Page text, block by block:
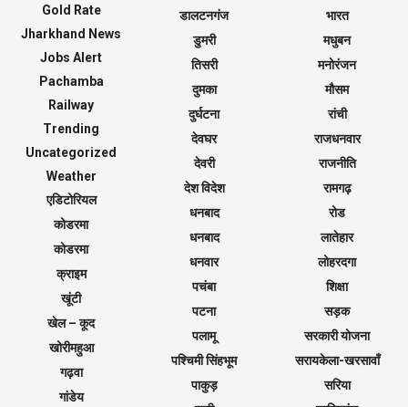
Gold Rate
Jharkhand News
Jobs Alert
Pachamba
Railway
Trending
Uncategorized
Weather
एडिटोरियल
कोडरमा
कोडरमा
क्राइम
खूंटी
खेल – कूद
खोरीमहुआ
गढ़वा
गांडेय
डालटनगंज
डुमरी
तिसरी
दुमका
दुर्घटना
देवघर
देवरी
देश विदेश
धनबाद
धनबाद
धनवार
पचंबा
पटना
पलामू
पश्चिमी सिंहभूम
पाकुड़
भारत
मधुबन
मनोरंजन
मौसम
रांची
राजधनवार
राजनीति
रामगढ़
रोड
लातेहार
लोहरदगा
शिक्षा
सड़क
सरकारी योजना
सरायकेला-खरसावाँ
सरिया